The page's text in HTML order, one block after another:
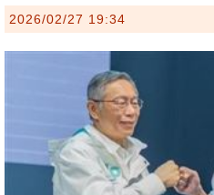
2026/02/27 19:34